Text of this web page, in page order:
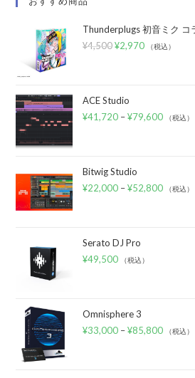
Thunderplugs 初音ミク
¥4,500 ¥2,970 （税込）
ACE Studio
¥41,720 –¥79,600 （税込）
Bitwig Studio
¥22,000 –¥52,800 （税込）
Serato DJ Pro
¥49,500 （税込）
Omnisphere 3
¥33,000 –¥85,800 （税込）